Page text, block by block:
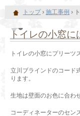
トップ › 施工事例 ›
トイレの小窓に
トイレの小窓にプリーツ
立川ブラインドのコード
ります。
生地は壁面のお色に合わ
コーディネーターのセン